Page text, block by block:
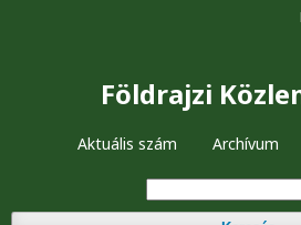
Földrajzi
Aktuális szám Archívum